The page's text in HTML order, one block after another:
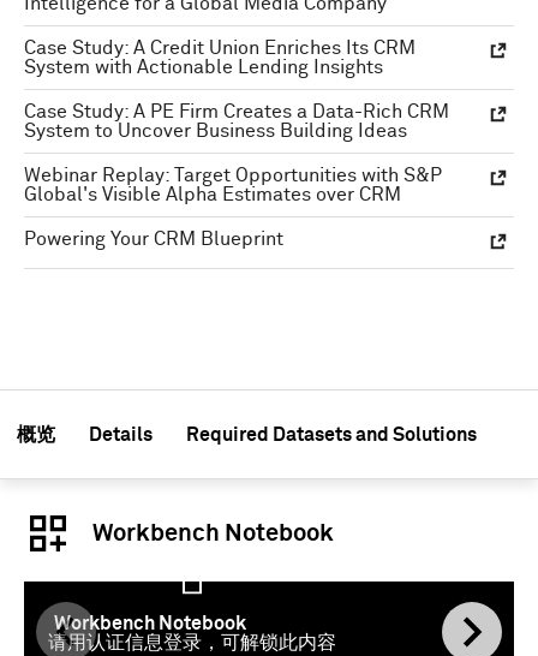
Case Study: A Credit Union Enriches Its CRM
System with Actionable Lending Insights
Case Study: A PE Firm Creates a Data-Rich CRM
System to Uncover Business Building Ideas
Webinar Replay: Target Opportunities with S&P
Global's Visible Alpha Estimates over CRM
Powering Your CRM Blueprint
概览 Details Required Datasets and Solutions
Workbench Notebook
Workbench Notebook
请用认证信息登录，可解锁此内容